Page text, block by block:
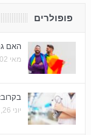
פופולרים
האם
מאי 02, 2020
יוני 26, 2014